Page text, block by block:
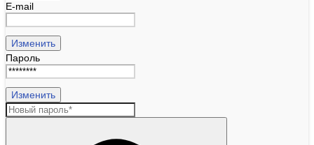
E-mail
Изменить
Пароль
Изменить